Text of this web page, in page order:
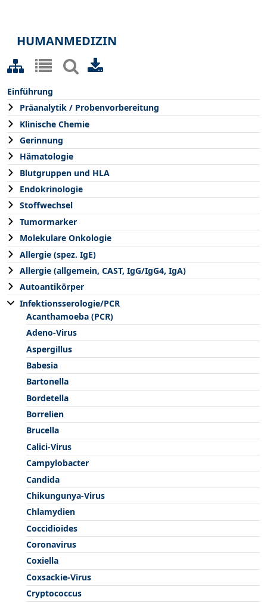
HUMANMEDIZIN
Einführung
Präanalytik / Probenvorbereitung
Klinische Chemie
Gerinnung
Hämatologie
Blutgruppen und HLA
Endokrinologie
Stoffwechsel
Tumormarker
Molekulare Onkologie
Allergie (spez. IgE)
Allergie (allgemein, CAST, IgG/IgG4, IgA)
Autoantikörper
Infektionsserologie/PCR
Acanthamoeba (PCR)
Adeno-Virus
Aspergillus
Babesia
Bartonella
Bordetella
Borrelien
Brucella
Calici-Virus
Campylobacter
Candida
Chikungunya-Virus
Chlamydien
Coccidioides
Coronavirus
Coxiella
Coxsackie-Virus
Cryptococcus